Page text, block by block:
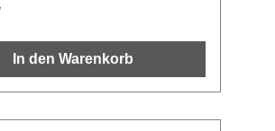
des Mittelmeerraums als
verwendet. Neben der Herstellung
dem Lieblingsdestillat der
In den Warenkorb